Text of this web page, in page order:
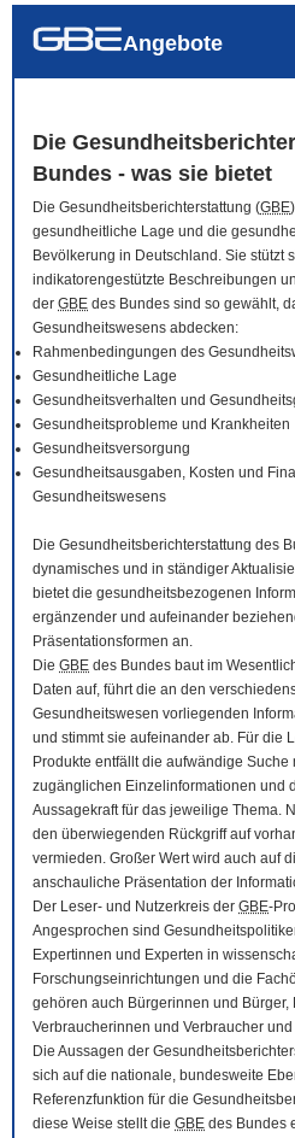
auch in allen Texten suchen
Angebote
Die
Bundes - was sie bietet
Die Gesundheitsberichterstattung (GBE
gesundheitliche Lage und die
Bevölkerung in Deutschland. Sie stützt
indikatorengestützte Beschreibungen
der GBE des Bundes sind so gewählt,
Gesundheitswesens abdecken:
Rahmenbedingungen des
Gesundheitliche Lage
Gesundheitsverhalten und
Gesundheitsprobleme und Krankheiten
Gesundheitsversorgung
Gesundheitsausgaben, Kosten und
Gesundheitswesens
Die Gesundheitsberichterstattung des
dynamisches und in ständiger
bietet die gesundheitsbezogenen
ergänzender und aufeinander
Präsentationsformen an.
Die GBE des Bundes baut im
Daten auf, führt die an den
Gesundheitswesen vorliegenden
und stimmt sie aufeinander ab. Für die
Produkte entfällt die aufwändige
zugänglichen Einzelinformationen und
Aussagekraft für das jeweilige Thema.
den überwiegenden Rückgriff auf
vermieden. Großer Wert wird auch auf
anschauliche Präsentation der
Der Leser- und Nutzerkreis der GBE-
Angesprochen sind
Expertinnen und Experten in
Forschungseinrichtungen und die
gehören auch Bürgerinnen und
Verbraucherinnen und Verbraucher
Die Aussagen der
sich auf die nationale, bundesweite
Referenzfunktion für die
diese Weise stellt die GBE des Bundes